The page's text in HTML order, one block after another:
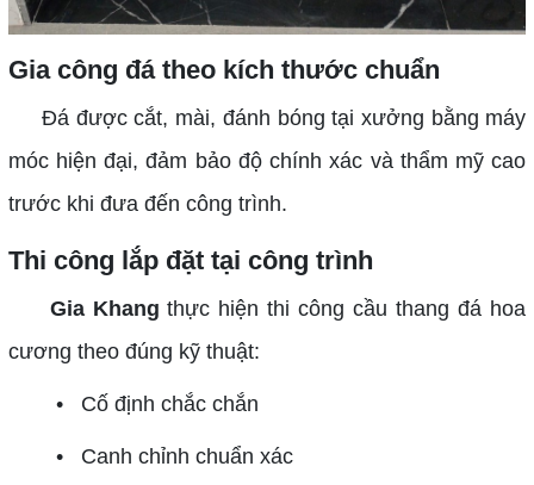
Gia công đá theo kích thước chuẩn
Đá được cắt, mài, đánh bóng tại xưởng bằng máy
móc hiện đại, đảm bảo độ chính xác và thẩm mỹ cao
trước khi đưa đến công trình.
Thi công lắp đặt tại công trình
Gia Khang thực hiện thi công cầu thang đá hoa
cương theo đúng kỹ thuật:
• Cố định chắc chắn
• Canh chỉnh chuẩn xác